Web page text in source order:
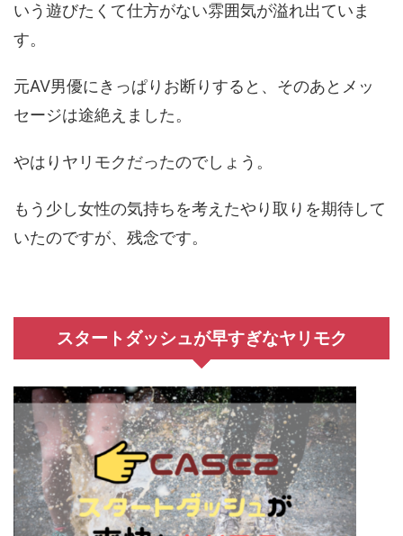
いう遊びたくて仕方がない雰囲気が溢れ出ていま
す。
元AV男優にきっぱりお断りすると、そのあとメッ
セージは途絶えました。
やはりヤリモクだったのでしょう。
もう少し女性の気持ちを考えたやり取りを期待して
いたのですが、残念です。
スタートダッシュが早すぎなヤリモク